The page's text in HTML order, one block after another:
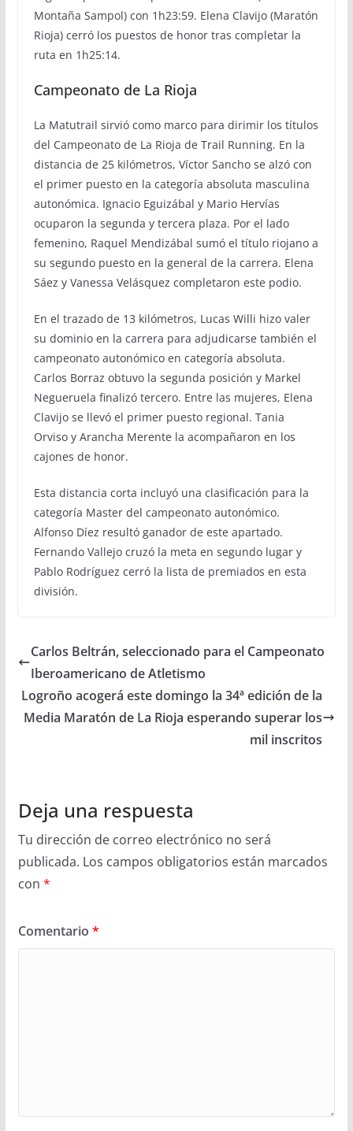
Montaña Sampol) con 1h23:59. Elena Clavijo (Maratón
Rioja) cerró los puestos de honor tras completar la
ruta en 1h25:14.
Campeonato de La Rioja
La Matutrail sirvió como marco para dirimir los títulos
del Campeonato de La Rioja de Trail Running. En la
distancia de 25 kilómetros, Víctor Sancho se alzó con
el primer puesto en la categoría absoluta masculina
autonómica. Ignacio Eguizábal y Mario Hervías
ocuparon la segunda y tercera plaza. Por el lado
femenino, Raquel Mendizábal sumó el título riojano a
su segundo puesto en la general de la carrera. Elena
Sáez y Vanessa Velásquez completaron este podio.
En el trazado de 13 kilómetros, Lucas Willi hizo valer
su dominio en la carrera para adjudicarse también el
campeonato autonómico en categoría absoluta.
Carlos Borraz obtuvo la segunda posición y Markel
Negueruela finalizó tercero. Entre las mujeres, Elena
Clavijo se llevó el primer puesto regional. Tania
Orviso y Arancha Merente la acompañaron en los
cajones de honor.
Esta distancia corta incluyó una clasificación para la
categoría Master del campeonato autonómico.
Alfonso Díez resultó ganador de este apartado.
Fernando Vallejo cruzó la meta en segundo lugar y
Pablo Rodríguez cerró la lista de premiados en esta
división.
Carlos Beltrán, seleccionado para el Campeonato
Iberoamericano de Atletismo
Logroño acogerá este domingo la 34ª edición de la
Media Maratón de La Rioja esperando superar los
mil inscritos
Deja una respuesta
Tu dirección de correo electrónico no será
publicada. Los campos obligatorios están marcados
con *
Comentario *